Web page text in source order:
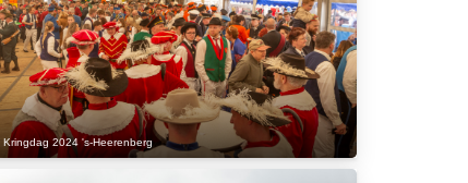
,Kringdag 2024 's-Heerenberg